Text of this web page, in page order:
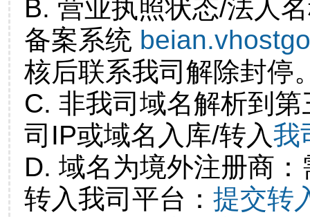
B. 营业执照状态/法人
备案系统
核后联系我司解除封停
C. 非我司域名解析到
司IP或域名入库/转入我
D. 域名为境外注册商
转入我司平台： 提交转